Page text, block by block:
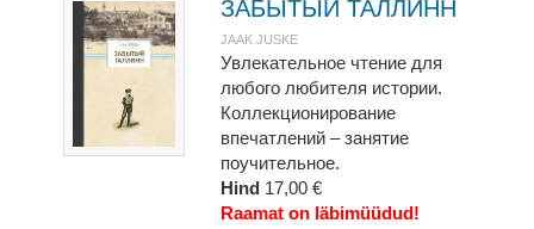
ЗАБЫТЫЙ ТАЛЛИНН
JAAK JUSKE
Увлекательное чтение для
любого любителя истории.
Коллекционирование
впечатлений – занятие
поучительное.
Hind 17,00 €
Raamat on läbimüüdud!